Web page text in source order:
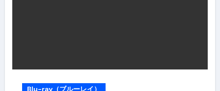
Blu-ray（ブルーレイ）